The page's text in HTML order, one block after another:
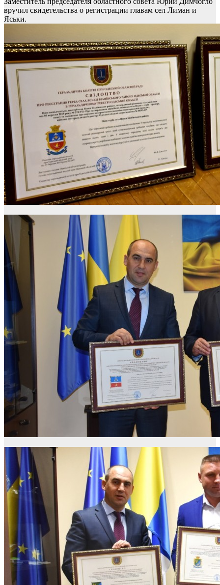
вручил свидетельства о регистрации главам сел Лиман и
Яськи.